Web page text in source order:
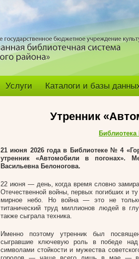
Услуги Каталоги и базы
Утренник
21 июня 2026 года в Библиотеке № 4
утренник «Автомобили в погонах».
Васильевна Белоногова.
22 июня — день, когда время словно
Отечественной войны, первых погибших и
мирное небо. Но война — это не
титанический труд миллионов людей в
также сыграла техника.
Именно поэтому утренник был
сыгравшие ключевую роль в победе
символами стойкости и мужества